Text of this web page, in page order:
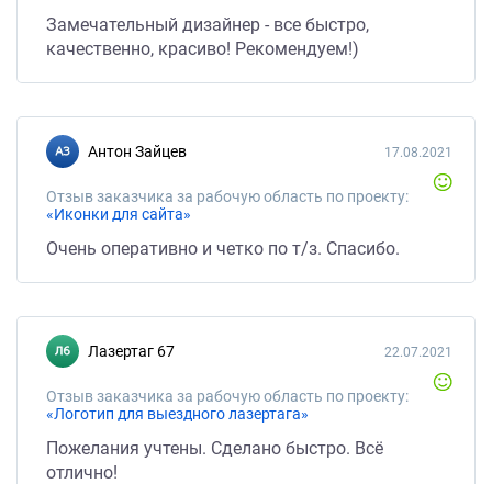
Замечательный дизайнер - все быстро,
качественно, красиво! Рекомендуем!)
Антон Зайцев
Отзыв заказчика за рабочую область по проекту:
«Иконки для сайта»
17.08.2021
Очень оперативно и четко по т/з. Спасибо.
Лазертаг 67
Отзыв заказчика за рабочую область по проекту:
«Логотип для выездного лазертага»
22.07.2021
Пожелания учтены. Сделано быстро. Всё
отлично!